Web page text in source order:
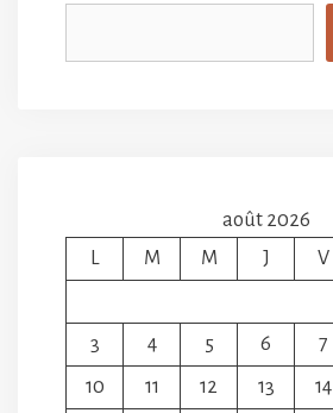
août 2026
L
M M J V
3
4 5 6 7
10
11 12 13 14